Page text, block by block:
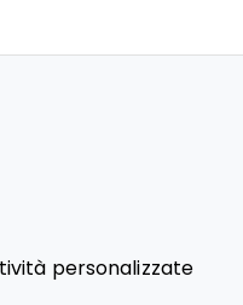
personalizzate